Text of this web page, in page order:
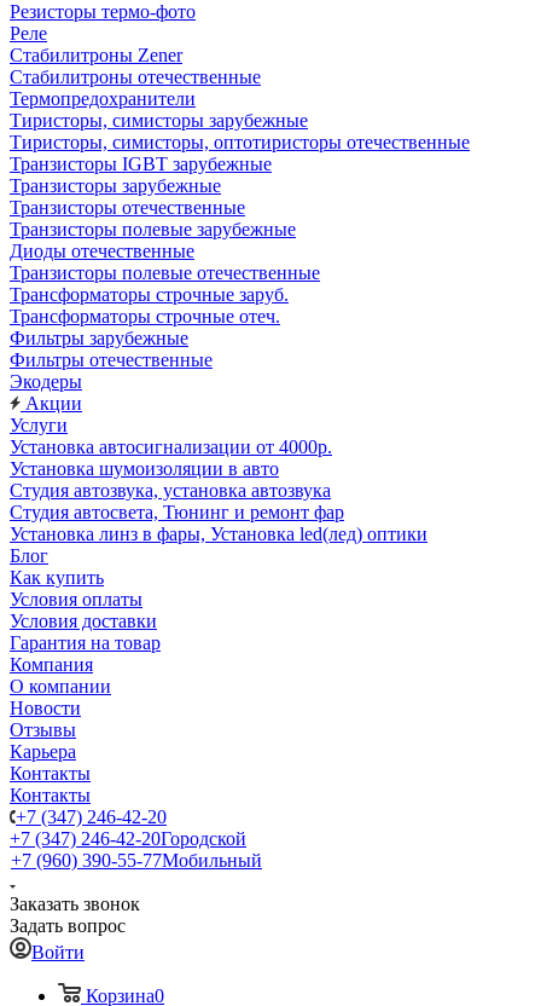
Резисторы термо-фото
Реле
Стабилитроны Zener
Стабилитроны отечественные
Термопредохранители
Тиристоры, симисторы зарубежные
Тиристоры, симисторы, оптотиристоры отечественные
Транзисторы IGBT зарубежные
Транзисторы зарубежные
Транзисторы отечественные
Транзисторы полевые зарубежные
Диоды отечественные
Транзисторы полевые отечественные
Трансформаторы строчные заруб.
Трансформаторы строчные отеч.
Фильтры зарубежные
Фильтры отечественные
Экодеры
Акции
Услуги
Установка автосигнализации от 4000р.
Установка шумоизоляции в авто
Студия автозвука, установка автозвука
Студия автосвета, Тюнинг и ремонт фар
Установка линз в фары, Установка led(лед) оптики
Блог
Как купить
Условия оплаты
Условия доставки
Гарантия на товар
Компания
О компании
Новости
Отзывы
Карьера
Контакты
Контакты
+7 (347) 246-42-20
+7 (347) 246-42-20Городской
+7 (960) 390-55-77Мобильный
Заказать звонок
Задать вопрос
Войти
Корзина0